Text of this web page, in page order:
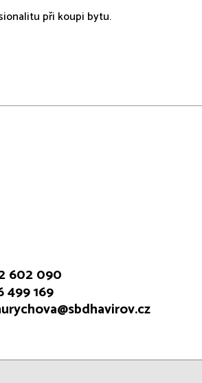
při koupi bytu.
602 090
499 169